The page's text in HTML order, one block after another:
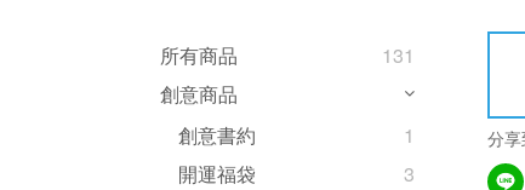
所有商品
131
創意商品
創意書約
1
開運福袋
3
分享